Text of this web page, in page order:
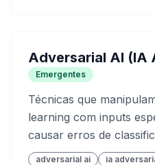
Adversarial AI (IA
Emergentes
Técnicas que
learning com inputs
causar erros de
adversarial ai ia